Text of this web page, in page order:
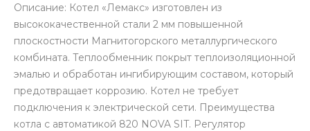
Описание: Котел «Лемакс» изготовлен из
высококачественной стали 2 мм повышенной
плоскостности Магнитогорского металлургического
комбината. Теплообменник покрыт теплоизоляционной
эмалью и обработан ингибирующим составом, который
предотвращает коррозию. Котел не требует
подключения к электрической сети. Преимущества
котла с автоматикой 820 NOVA SIT. Регулятор